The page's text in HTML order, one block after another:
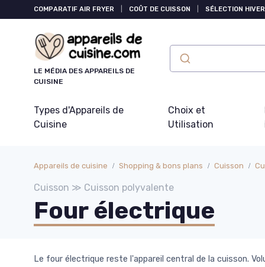
COMPARATIF AIR FRYER COÛT DE CUISSON SÉLECTION HIVER
LE MÉDIA DES APPAREILS DE
CUISINE
Types d'Appareils de
Cuisine
Choix et
Utilisation
Appareils de cuisine Shopping & bons plans Cuisson
Cuisson ≫ Cuisson polyvalente
Four électrique
Le four électrique reste l'appareil central de la cuisson.
Panneau de gestion des cookies